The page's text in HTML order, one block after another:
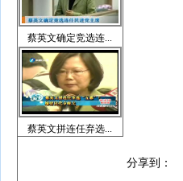
分享到：
蔡英文确定竞选连...
蔡英文拼连任弃选...